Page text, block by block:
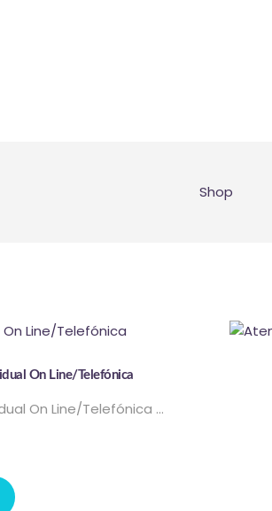
Shop
On Line/Telefónica
On Line/Telefónica …